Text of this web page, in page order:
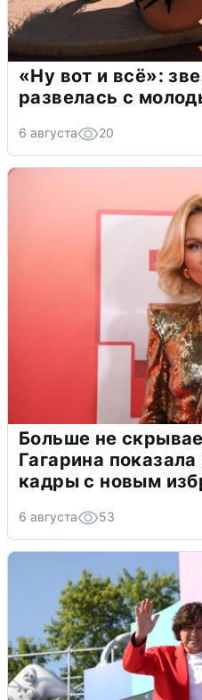
«Ну вот и всё»:
развелась с
6 августа 20
Больше не
Гагарина
кадры с новым
6 августа 53